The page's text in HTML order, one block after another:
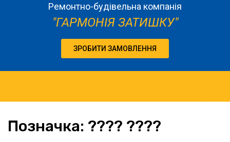
Ремонтно-будівельна компанія
"ГАРМОНІЯ ЗАТИШКУ"
ЗРОБИТИ ЗАМОВЛЕННЯ
Позначка: ???? ????